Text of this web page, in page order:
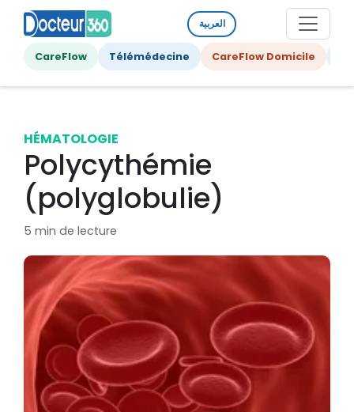
العربية
CareFlow Télémédecine CareFlow Domicile
HÉMATOLOGIE
Polycythémie
(polyglobulie)
5 min de lecture